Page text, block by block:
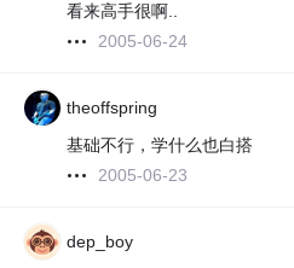
看来高手很啊..
2005-06-24
theoffspring
基础不行，学什么也白搭
2005-06-23
dep_boy